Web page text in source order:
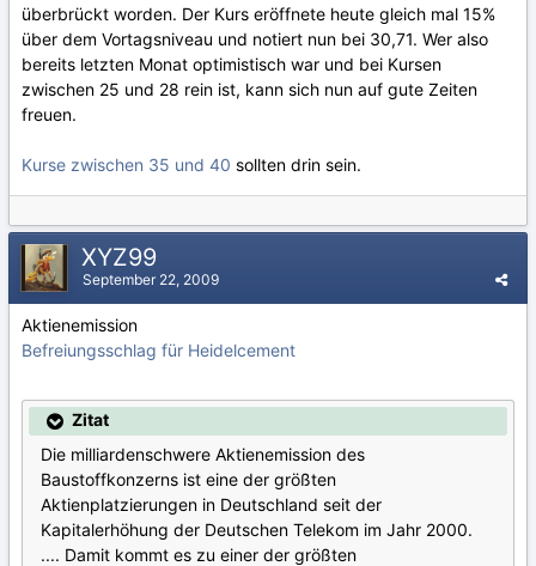
überbrückt worden. Der Kurs eröffnete heute gleich mal 15%
über dem Vortagsniveau und notiert nun bei 30,71. Wer also
bereits letzten Monat optimistisch war und bei Kursen
zwischen 25 und 28 rein ist, kann sich nun auf gute Zeiten
freuen.
Kurse zwischen 35 und 40 sollten drin sein.
XYZ99
September 22, 2009
Aktienemission
Befreiungsschlag für Heidelcement
Zitat
Die milliardenschwere Aktienemission des
Baustoffkonzerns ist eine der größten
Aktienplatzierungen in Deutschland seit der
Kapitalerhöhung der Deutschen Telekom im Jahr 2000.
.... Damit kommt es zu einer der größten